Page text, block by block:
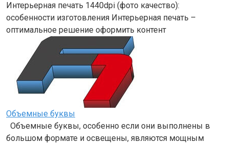
Интерьерная печать 1440dpi (фото качество):
особенности изготовления Интерьерная печать –
оптимальное решение оформить контент
Объемные буквы
Объемные буквы, особенно если они выполнены в
большом формате и освещены, являются мощным